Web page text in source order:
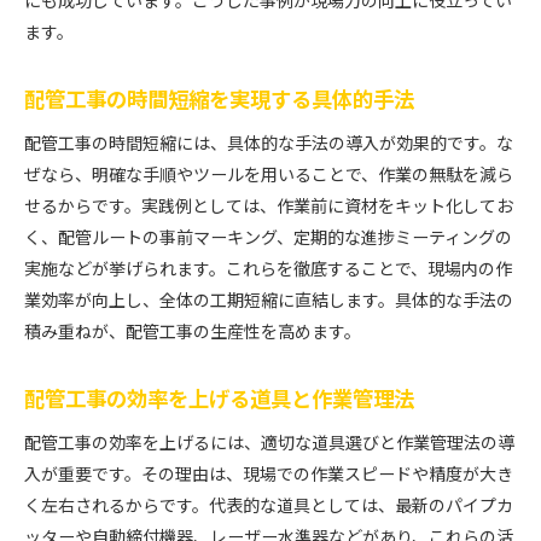
ます。
配管工事の時間短縮を実現する具体的手法
配管工事の時間短縮には、具体的な手法の導入が効果的です。な
ぜなら、明確な手順やツールを用いることで、作業の無駄を減ら
せるからです。実践例としては、作業前に資材をキット化してお
く、配管ルートの事前マーキング、定期的な進捗ミーティングの
実施などが挙げられます。これらを徹底することで、現場内の作
業効率が向上し、全体の工期短縮に直結します。具体的な手法の
積み重ねが、配管工事の生産性を高めます。
配管工事の効率を上げる道具と作業管理法
配管工事の効率を上げるには、適切な道具選びと作業管理法の導
入が重要です。その理由は、現場での作業スピードや精度が大き
く左右されるからです。代表的な道具としては、最新のパイプカ
ッターや自動締付機器、レーザー水準器などがあり、これらの活